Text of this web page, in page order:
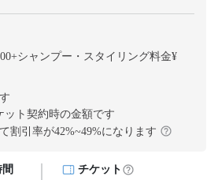
+シャンプー・スタイリング料金¥
ト契約時の金額です
割引率が42%~49%になります
チケット